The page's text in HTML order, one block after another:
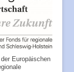
Europäischen